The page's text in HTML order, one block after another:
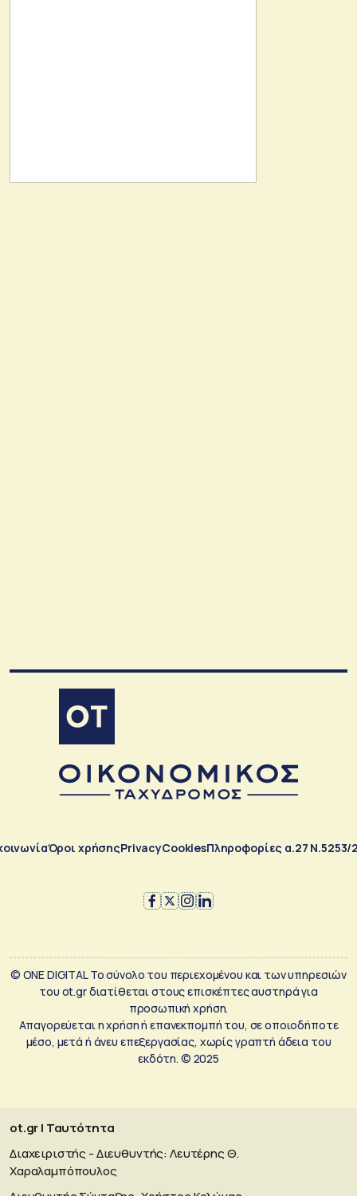
Όροι χρήσηςPrivacyCookiesΠληροφορίες α.27 Ν.5253/
© ONE DIGITAL Το σύνολο του περιεχομένου και των υπηρεσιών
του ot.gr διατίθεται στους επισκέπτες αυστηρά για
προσωπική χρήση.
Απαγορεύεται η χρήση ή επανεκπομπή του, σε οποιοδήποτε
μέσο, μετά ή άνευ επεξεργασίας, χωρίς γραπτή άδεια του
εκδότη. © 2025
ot.gr | Ταυτότητα
Διαχειριστής - Διευθυντής: Λευτέρης Θ.
Χαραλαμπόπουλος